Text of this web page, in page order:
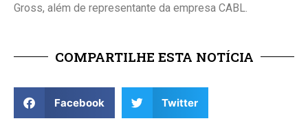
Gross, além de representante da empresa CABL.
COMPARTILHE ESTA NOTÍCIA
Facebook Twitter